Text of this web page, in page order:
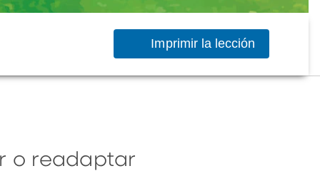
Imprimir la lección
o readaptar